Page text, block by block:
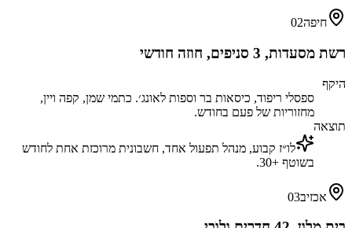
חיפה02
רשת מסעדות, 3 סניפים, חוזה חודשי
היקף
ספסלי ריפוד, כיסאות בר וספות לאונג׳. כתמי שמן, קפה ויין,
מחזוריות של פעם בחודש.
תוצאה
לו״ז קבוע, מנהל תפעול אחד, חשבונית מרוכזת אחת לחודש
בשוטף +30.
אכזיב03